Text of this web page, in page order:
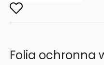
Folia ochronna